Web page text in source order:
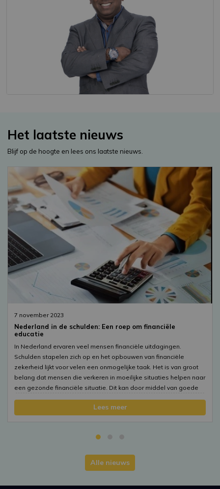
Het laatste nieuws
Blijf op de hoogte en lees ons laatste nieuws.
7 november 2023
Nederland in de schulden: Een roep om financiële
educatie
In Nederland ervaren veel mensen financiële uitdagingen.
Schulden stapelen zich op en het opbouwen van financiële
zekerheid lijkt voor velen een onmogelijke taak. Het is van groot
belang dat mensen die verkeren in moeilijke situaties helpen naar
een gezonde financiële situatie. Dit kan door middel van goede
Lees meer
Alle nieuws